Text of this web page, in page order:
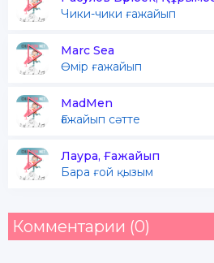
Чики-чики ғажайып
Marc Sea
Өмір ғажайып
MadMen
Ғажайып сәтте
Лаура, Ғажайып
Бара ғой қызым
Комментарии (0)